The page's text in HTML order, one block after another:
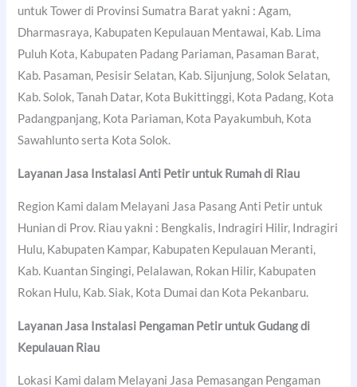
untuk Tower di Provinsi Sumatra Barat yakni : Agam,
Dharmasraya, Kabupaten Kepulauan Mentawai, Kab. Lima
Puluh Kota, Kabupaten Padang Pariaman, Pasaman Barat,
Kab. Pasaman, Pesisir Selatan, Kab. Sijunjung, Solok Selatan,
Kab. Solok, Tanah Datar, Kota Bukittinggi, Kota Padang, Kota
Padangpanjang, Kota Pariaman, Kota Payakumbuh, Kota
Sawahlunto serta Kota Solok.
Layanan Jasa Instalasi Anti Petir untuk Rumah di Riau
Region Kami dalam Melayani Jasa Pasang Anti Petir untuk
Hunian di Prov. Riau yakni : Bengkalis, Indragiri Hilir, Indragiri
Hulu, Kabupaten Kampar, Kabupaten Kepulauan Meranti,
Kab. Kuantan Singingi, Pelalawan, Rokan Hilir, Kabupaten
Rokan Hulu, Kab. Siak, Kota Dumai dan Kota Pekanbaru.
Layanan Jasa Instalasi Pengaman Petir untuk Gudang di
Kepulauan Riau
Lokasi Kami dalam Melayani Jasa Pemasangan Pengaman